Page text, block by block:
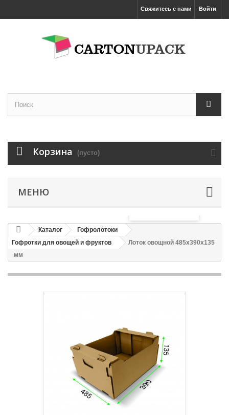
Войти
Свяжитесь с нами
Корзина (пусто)
МЕНЮ
Каталог
Гофролотоки
Гофротки для овощей и фруктов
Лоток овощной 485х390х135
мм